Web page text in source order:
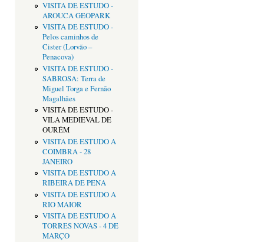
VISITA DE ESTUDO -
AROUCA GEOPARK
VISITA DE ESTUDO -
Pelos caminhos de
Cister (Lorvão –
Penacova)
VISITA DE ESTUDO -
SABROSA: Terra de
Miguel Torga e Fernão
Magalhães
VISITA DE ESTUDO -
VILA MEDIEVAL DE
OURÉM
VISITA DE ESTUDO A
COIMBRA - 28
JANEIRO
VISITA DE ESTUDO A
RIBEIRA DE PENA
VISITA DE ESTUDO A
RIO MAIOR
VISITA DE ESTUDO A
TORRES NOVAS - 4 DE
MARÇO